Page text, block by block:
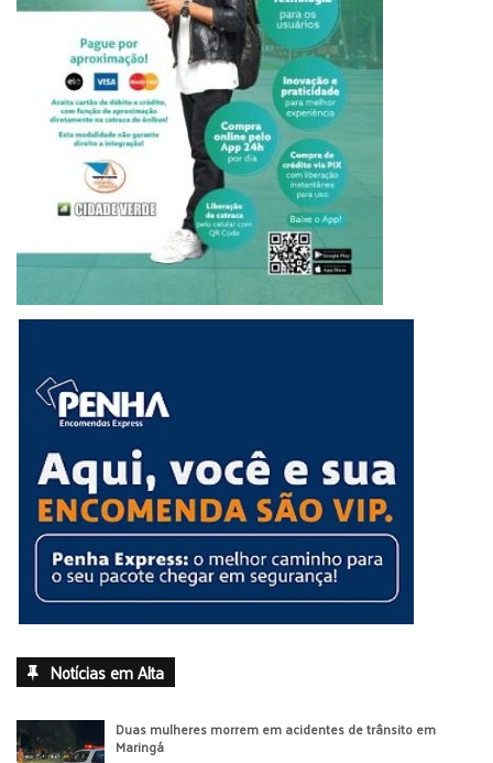
Notícias em Alta
Duas mulheres morrem em acidentes de trânsito em
Maringá